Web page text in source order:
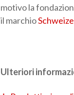
motivo la
il marchio
Ulteriori